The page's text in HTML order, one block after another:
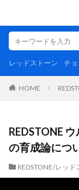
レッドストーン チ
HOME
REDSTONE
の育成論につ
REDSTONE/レッド